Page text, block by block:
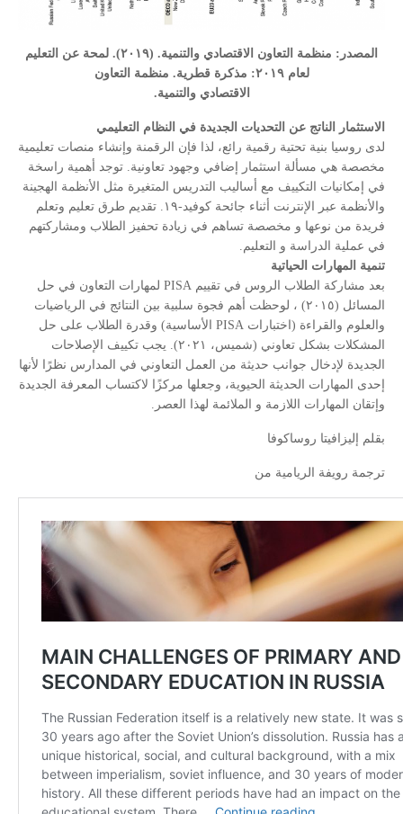
المصدر: منظمة التعاون الاقتصادي والتنمية. (٢٠١٩). لمحة عن التعليم
لعام ٢٠١٩: مذكرة قطرية. منظمة التعاون
الاقتصادي والتنمية.
الاستثمار الناتج عن التحديات الجديدة في النظام التعليمي
لدى روسيا بنية تحتية رقمية رائع، لذا فإن الرقمنة وإنشاء منصات تعليمية
مخصصة هي مسألة استثمار إضافي وجهود تعاونية. توجد أهمية راسخة
في إمكانيات التكييف مع أساليب التدريس المتغيرة مثل الأنظمة الهجينة
والأنظمة عبر الإنترنت أثناء جائحة كوفيد-١٩. تقديم طرق تعليم وتعلم
فريدة من نوعها و مخصصة تساهم في زيادة تحفيز الطلاب ومشاركتهم
في عملية الدراسة و التعليم.
تنمية المهارات الحياتية
بعد مشاركة الطلاب الروس في تقييم PISA لمهارات التعاون في حل
المسائل (٢٠١٥) ، لوحظت أهم فجوة سلبية بين النتائج في الرياضيات
والعلوم والقراءة (اختبارات PISA الأساسية) وقدرة الطلاب على حل
المشكلات بشكل تعاوني (شميس، ٢٠٢١). يجب تكييف الإصلاحات
الجديدة لإدخال جوانب حديثة من العمل التعاوني في المدارس نظرًا لأنها
إحدى المهارات الحديثة الحيوية، وجعلها مركزًا لاكتساب المعرفة الجديدة
وإتقان المهارات اللازمة و الملائمة لهذا العصر.
بقلم إليزافيتا روساكوفا
ترجمة رويفة الريامية من